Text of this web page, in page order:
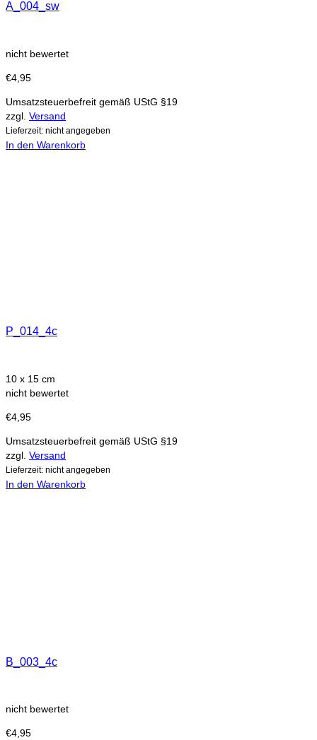
A_004_sw
nicht bewertet
€4,95
Umsatzsteuerbefreit gemäß UStG §19
zzgl. Versand
Lieferzeit: nicht angegeben
In den Warenkorb
P_014_4c
10 x 15 cm
nicht bewertet
€4,95
Umsatzsteuerbefreit gemäß UStG §19
zzgl. Versand
Lieferzeit: nicht angegeben
In den Warenkorb
B_003_4c
nicht bewertet
€4,95